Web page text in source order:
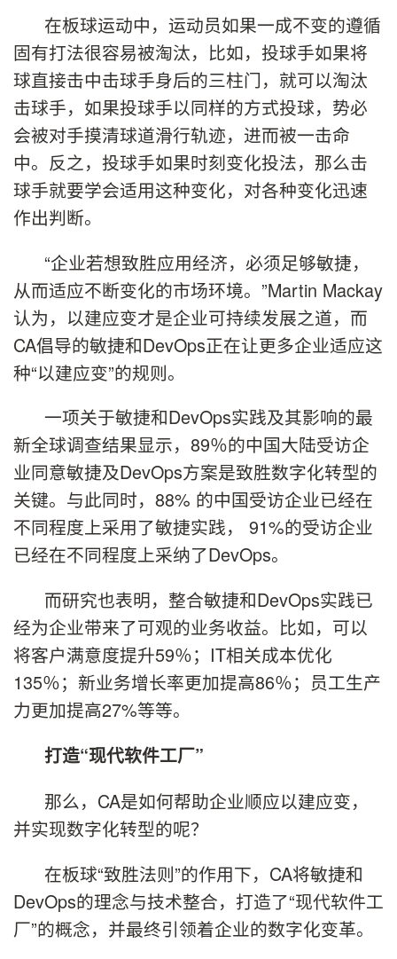
在板球运动中，运动员如果一成不变的遵循
固有打法很容易被淘汰，比如，投球手如果将
球直接击中击球手身后的三柱门，就可以淘汰
击球手，如果投球手以同样的方式投球，势必
会被对手摸清球道滑行轨迹，进而被一击命
中。反之，投球手如果时刻变化投法，那么击
球手就要学会适用这种变化，对各种变化迅速
作出判断。
“企业若想致胜应用经济，必须足够敏捷，
从而适应不断变化的市场环境。”Martin Mackay
认为，以建应变才是企业可持续发展之道，而
CA倡导的敏捷和DevOps正在让更多企业适应这
种“以建应变”的规则。
一项关于敏捷和DevOps实践及其影响的最
新全球调查结果显示，89％的中国大陆受访企
业同意敏捷及DevOps方案是致胜数字化转型的
关键。与此同时，88% 的中国受访企业已经在
不同程度上采用了敏捷实践， 91%的受访企业
已经在不同程度上采纳了DevOps。
而研究也表明，整合敏捷和DevOps实践已
经为企业带来了可观的业务收益。比如，可以
将客户满意度提升59％；IT相关成本优化
135％；新业务增长率更加提高86％；员工生产
力更加提高27%等等。
打造“现代软件工厂”
那么，CA是如何帮助企业顺应以建应变，
并实现数字化转型的呢？
在板球“致胜法则”的作用下，CA将敏捷和
DevOps的理念与技术整合，打造了“现代软件工
厂”的概念，并最终引领着企业的数字化变革。